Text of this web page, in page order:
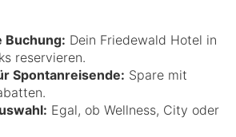
Buchung: Dein Friedewald Hotel in
reservieren.
Spontanreisende: Spare mit
Egal, ob Wellness, City oder